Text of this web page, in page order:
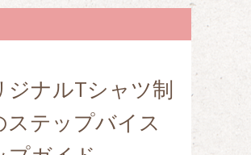
ジナルTシャツ制
ステップバイス